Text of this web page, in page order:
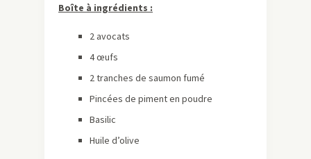
Boîte à ingrédients :
2 avocats
4 œufs
2 tranches de saumon fumé
Pincées de piment en poudre
Basilic
Huile d’olive